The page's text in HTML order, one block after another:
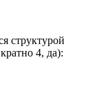
структурой
4, да):